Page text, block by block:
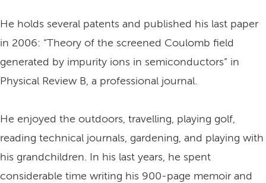
He holds several patents and published his last paper
in 2006: “Theory of the screened Coulomb field
generated by impurity ions in semiconductors” in
Physical Review B, a professional journal.
He enjoyed the outdoors, travelling, playing golf,
reading technical journals, gardening, and playing with
his grandchildren. In his last years, he spent
considerable time writing his 900-page memoir and